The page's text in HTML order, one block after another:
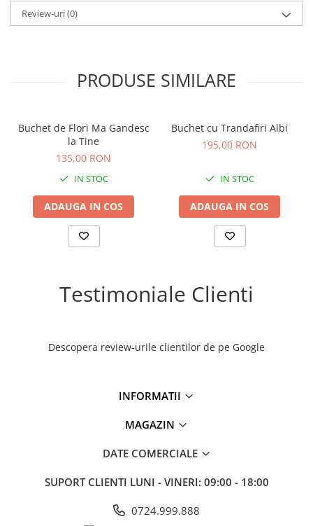
Review-uri(0)
PRODUSE SIMILARE
Buchet de Flori Ma Gandesc
la Tine
135,00 RON
IN STOC
ADAUGA IN COS
Buchet cu Trandafiri Albi
195,00 RON
IN STOC
ADAUGA IN COS
Testimoniale Clienti
Descopera review-urile clientilor de pe Google
INFORMATII
MAGAZIN
DATE COMERCIALE
SUPORT CLIENTI LUNI - VINERI: 09:00 - 18:00
0724.999.888